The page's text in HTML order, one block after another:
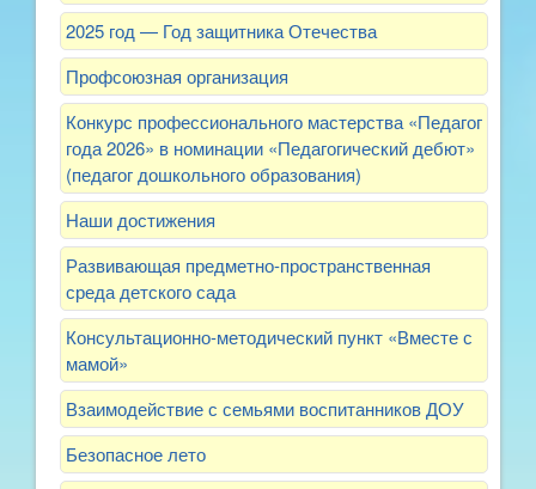
2025 год — Год защитника Отечества
Профсоюзная организация
Конкурс профессионального мастерства «Педагог
года 2026» в номинации «Педагогический дебют»
(педагог дошкольного образования)
Наши достижения
Развивающая предметно-пространственная
среда детского сада
Консультационно-методический пункт «Вместе с
мамой»
Взаимодействие с семьями воспитанников ДОУ
Безопасное лето